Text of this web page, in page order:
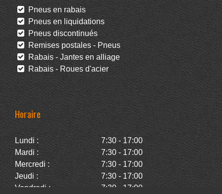
Pneus en rabais
Pneus en liquidations
Pneus discontinués
Remises postales - Pneus
Rabais - Jantes en alliage
Rabais - Roues d'acier
Horaire
Lundi :
7:30 - 17:00
Mardi :
7:30 - 17:00
Mercredi :
7:30 - 17:00
Jeudi :
7:30 - 17:00
Vendredi :
7:30 - 17:00